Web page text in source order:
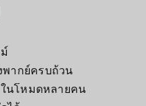
ากย์ครบถ้วน
ในโหมดหลายคน